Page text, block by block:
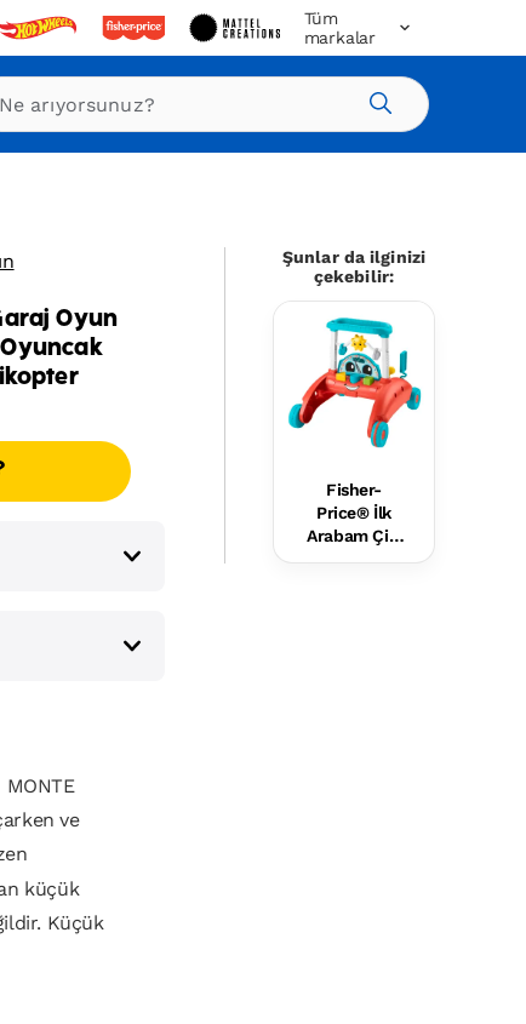
Tüm
markalar
Ara
Oyun
MONTE
ve
küçük
Küçük
Şunlar da ilginizi
çekebilir:
Fisher-
Price® İlk
Arabam Çift
Yönlü